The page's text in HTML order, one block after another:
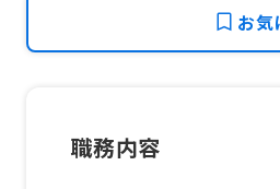
お気
職務内容